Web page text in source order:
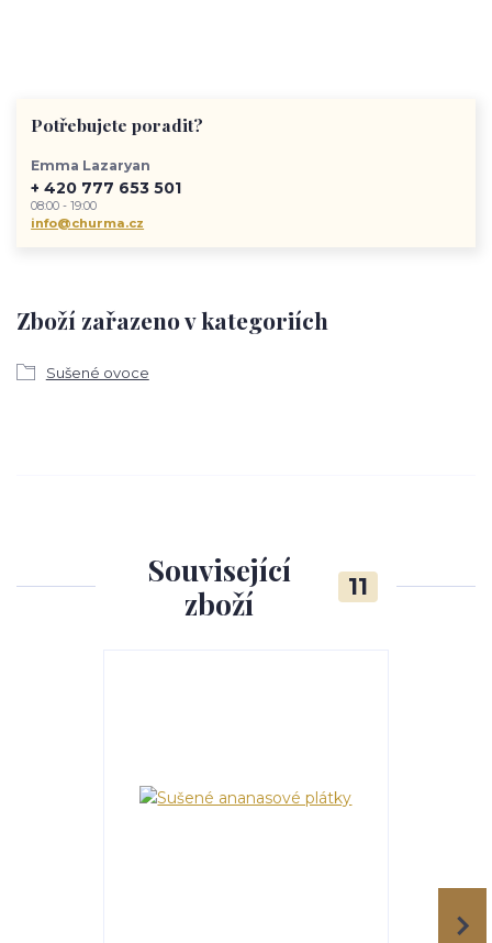
Zboží zařazeno v kategoriích
Sušené ovoce
Potřebujete poradit?
Emma Lazaryan
+ 420 777 653 501
08:00 - 19:00
info@churma.cz
Související
zboží
11